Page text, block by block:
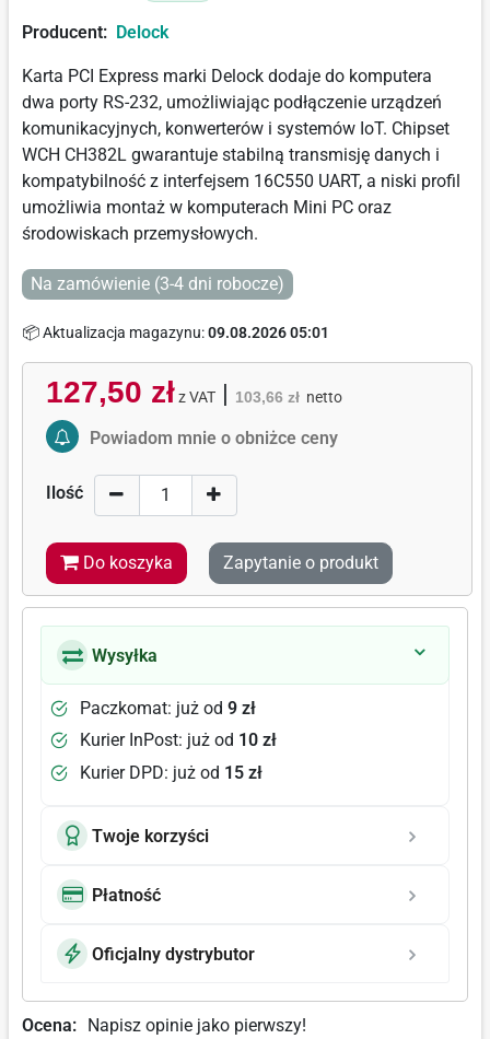
Producent: Delock
Karta PCI Express marki Delock dodaje do komputera
dwa porty RS-232, umożliwiając podłączenie urządzeń
komunikacyjnych, konwerterów i systemów IoT. Chipset
WCH CH382L gwarantuje stabilną transmisję danych i
kompatybilność z interfejsem 16C550 UART, a niski profil
umożliwia montaż w komputerach Mini PC oraz
środowiskach przemysłowych.
Na zamówienie (3-4 dni robocze)
📦 Aktualizacja magazynu:09.08.2026 05:01
127,50 zł z VAT| 103,66 zł netto
Activate Price Alert
Powiadom mnie o obniżce ceny
Ilość
Do koszyka Zapytanie o produkt
Wysyłka
Paczkomat: już od 9 zł
Kurier InPost: już od 10 zł
Kurier DPD: już od 15 zł
Twoje korzyści
Płatność
Oficjalny dystrybutor
Ocena: Napisz opinie jako pierwszy!